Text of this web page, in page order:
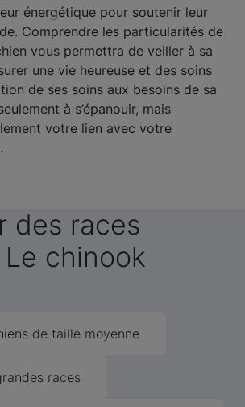
énergétique pour soutenir leur
Comprendre les particularités de
vous permettra de veiller à sa
une vie heureuse et des soins
de ses soins aux besoins de sa
à s’épanouir, mais
votre lien avec votre
des races
chinook
de taille moyenne
races